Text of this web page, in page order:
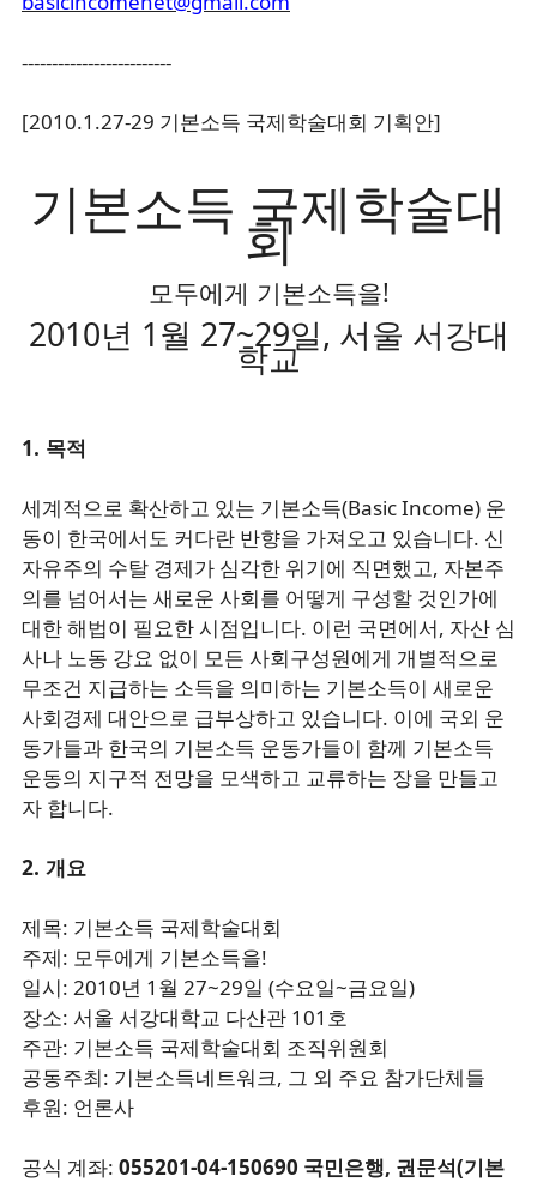
-------------------------
[2010.1.27-29 기본소득 국제학술대회 기획안]
기본소득 국제학술대
회
모두에게 기본소득을!
2010년 1월 27~29일, 서울 서강대
학교
1. 목적
세계적으로 확산하고 있는 기본소득(Basic Income) 운
동이 한국에서도 커다란 반향을 가져오고 있습니다. 신
자유주의 수탈 경제가 심각한 위기에 직면했고, 자본주
의를 넘어서는 새로운 사회를 어떻게 구성할 것인가에
대한 해법이 필요한 시점입니다. 이런 국면에서, 자산 심
사나 노동 강요 없이 모든 사회구성원에게 개별적으로
무조건 지급하는 소득을 의미하는 기본소득이 새로운
사회경제 대안으로 급부상하고 있습니다. 이에 국외 운
동가들과 한국의 기본소득 운동가들이 함께 기본소득
운동의 지구적 전망을 모색하고 교류하는 장을 만들고
자 합니다.
2. 개요
제목: 기본소득 국제학술대회
주제: 모두에게 기본소득을!
일시: 2010년 1월 27~29일 (수요일~금요일)
장소: 서울 서강대학교 다산관 101호
주관: 기본소득 국제학술대회 조직위원회
공동주최: 기본소득네트워크, 그 외 주요 참가단체들
후원: 언론사
공식 계좌: 055201-04-150690 국민은행, 권문석(기본